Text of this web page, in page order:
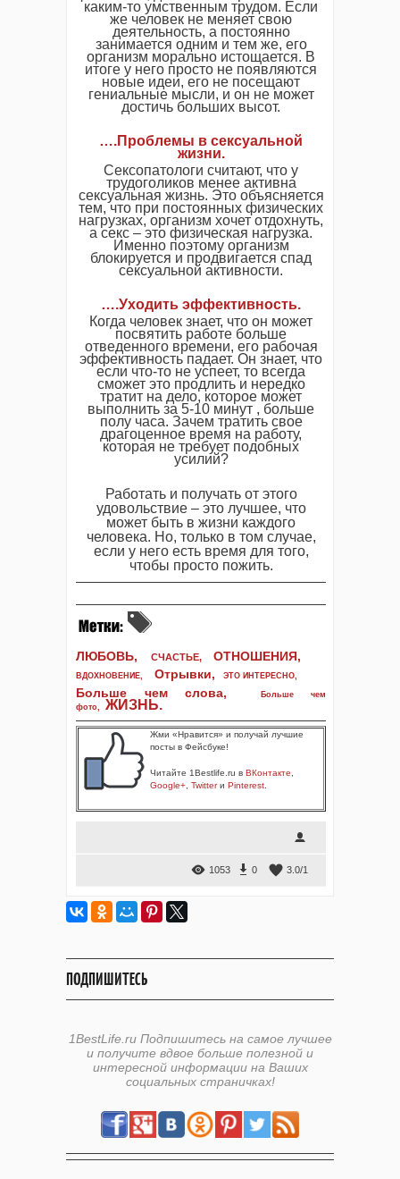
каким-то умственным трудом. Если
же человек не меняет свою
деятельность, а постоянно
занимается одним и тем же, его
организм морально истощается. В
итоге у него просто не появляются
новые идеи, его не посещают
гениальные мысли, и он не может
достичь больших высот.
….Проблемы в сексуальной
жизни.
Сексопатологи считают, что у
трудоголиков менее активна
сексуальная жизнь. Это объясняется
тем, что при постоянных физических
нагрузках, организм хочет отдохнуть,
а секс – это физическая нагрузка.
Именно поэтому организм
блокируется и продвигается спад
сексуальной активности.
….Уходить эффективность.
Когда человек знает, что он может
посвятить работе больше
отведенного времени, его рабочая
эффективность падает. Он знает, что
если что-то не успеет, то всегда
сможет это продлить и нередко
тратит на дело, которое может
выполнить за 5-10 минут , больше
полу часа. Зачем тратить свое
драгоценное время на работу,
которая не требует подобных
усилий?
Работать и получать от этого
удовольствие – это лучшее, что
может быть в жизни каждого
человека. Но, только в том случае,
если у него есть время для того,
чтобы просто пожить.
ЛЮБОВЬ, СЧАСТЬЕ, ОТНОШЕНИЯ,
ВДОХНОВЕНИЕ, Отрывки, ЭТО ИНТЕРЕСНО,
Больше чем слова,
Больше чем
фото, ЖИЗНЬ.
Жми «Нравится» и получай лучшие
посты в Фейсбуке!
Читайте 1Bestlife.ru в ВКонтакте
Google+ Twitterи Pinterest
1053 0 3.0/1
ПОДПИШИТЕСЬ
1BestLife.ru Подпишитесь на самое лучшее
и получите вдвое больше полезной и
интересной информации на Ваших
социальных страничках!